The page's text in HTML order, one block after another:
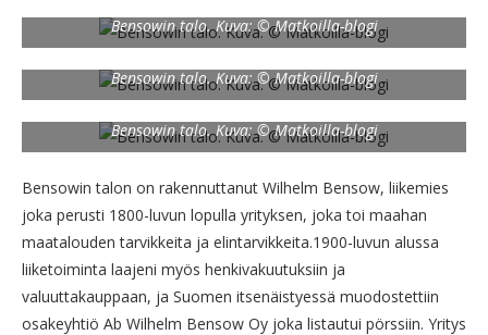
Bensowin talo. Kuva: © Matkoilla-blogi
Bensowin talo. Kuva: © Matkoilla-blogi
Bensowin talo. Kuva: © Matkoilla-blogi
Bensowin talon on rakennuttanut Wilhelm Bensow, liikemies
joka perusti 1800-luvun lopulla yrityksen, joka toi maahan
maatalouden tarvikkeita ja elintarvikkeita.1900-luvun alussa
liiketoiminta laajeni myös henkivakuutuksiin ja
valuuttakauppaan, ja Suomen itsenäistyessä muodostettiin
osakeyhtiö Ab Wilhelm Bensow Oy joka listautui pörssiin. Yritys